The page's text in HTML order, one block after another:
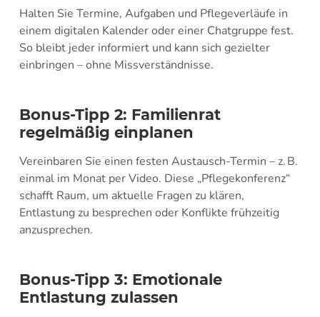
Halten Sie Termine, Aufgaben und Pflegeverläufe in
einem digitalen Kalender oder einer Chatgruppe fest.
So bleibt jeder informiert und kann sich gezielter
einbringen – ohne Missverständnisse.
Bonus-Tipp 2: Familienrat
regelmäßig einplanen
Vereinbaren Sie einen festen Austausch-Termin – z. B.
einmal im Monat per Video. Diese „Pflegekonferenz“
schafft Raum, um aktuelle Fragen zu klären,
Entlastung zu besprechen oder Konflikte frühzeitig
anzusprechen.
Bonus-Tipp 3: Emotionale
Entlastung zulassen